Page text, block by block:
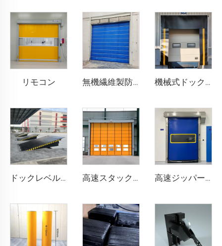
リモコン 無機繊維製防火シャッタードア 機械式ドックシェルター
ドックレベル러 高速スタックドア 高速ジッパー式ドア